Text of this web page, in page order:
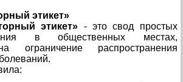
этикет»
этикет» - это свод простых
в общественных местах,
ограничение распространения